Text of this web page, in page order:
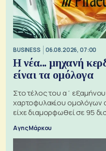
BUSINESS 06.08.2026, 07:00
Η νέα... μηχανή
είναι τα ομόλογα
Στο τέλος του α΄
χαρτοφυλακίου ομολόγων
είχε διαμορφωθεί σε 95
Αγης Μάρκου